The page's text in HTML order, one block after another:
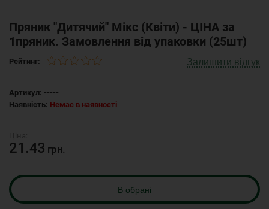
Пряник "Дитячий" Мікс (Квіти) - ЦІНА за
1пряник. Замовлення від упаковки (25шт)
Рейтинг: Залишити відгук
Артикул: -----
Наявність: Немає в наявності
21.43 грн.
В обрані